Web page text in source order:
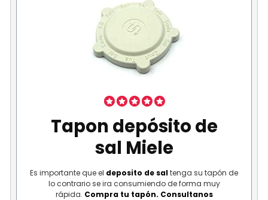
Tapon depósito de
sal Miele
Es importante que el deposito de saltenga su tapón de
lo contrario se ira consumiendo de forma muy
rápida. Compra tu tapón. Consultanos